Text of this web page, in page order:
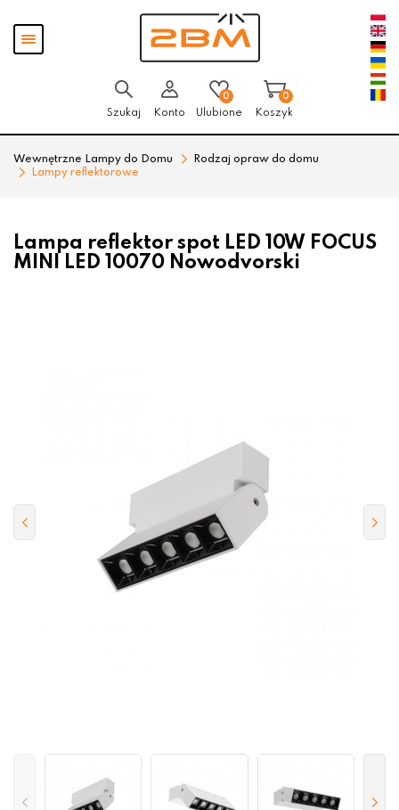
Pokaż
menu
Szukaj Konto
0
Ulubione
0
Koszyk
Wewnętrzne Lampy do Domu
Rodzaj opraw do domu
Lampy reflektorowe
Lampa reflektor spot LED 10W FOCUS
MINI LED 10070 Nowodvorski